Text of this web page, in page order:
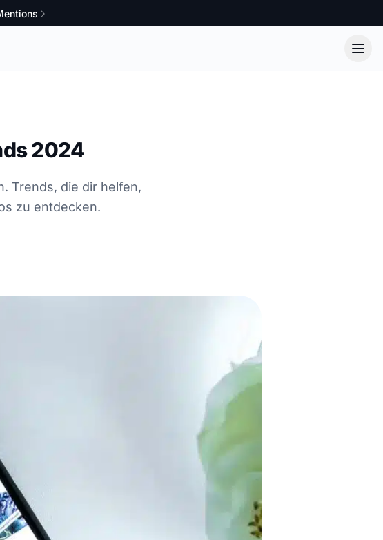
2024
Trends, die dir helfen,
zu entdecken.